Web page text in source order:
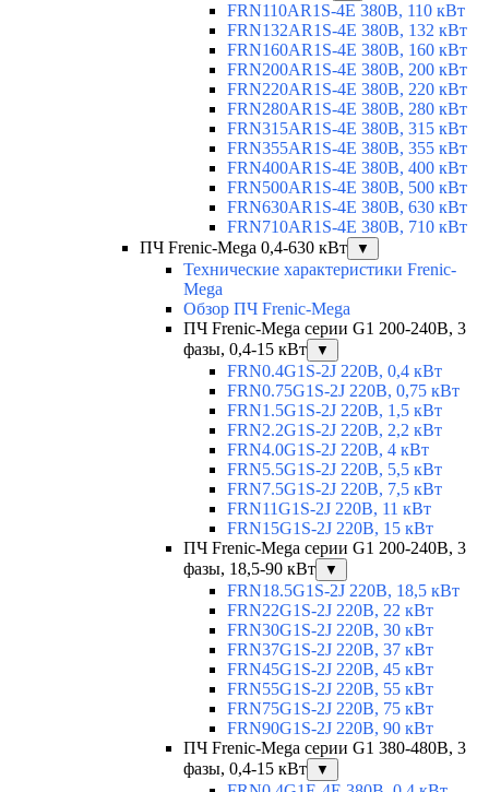
FRN110AR1S-4E 380В, 110 кВт
FRN132AR1S-4E 380В, 132 кВт
FRN160AR1S-4E 380В, 160 кВт
FRN200AR1S-4E 380В, 200 кВт
FRN220AR1S-4E 380В, 220 кВт
FRN280AR1S-4E 380В, 280 кВт
FRN315AR1S-4E 380В, 315 кВт
FRN355AR1S-4E 380В, 355 кВт
FRN400AR1S-4E 380В, 400 кВт
FRN500AR1S-4E 380В, 500 кВт
FRN630AR1S-4E 380В, 630 кВт
FRN710AR1S-4E 380В, 710 кВт
ПЧ Frenic-Mega 0,4-630 кВт
▼
Технические характеристики Frenic-
Mega
Обзор ПЧ Frenic-Mega
ПЧ Frenic-Mega серии G1 200-240В, 3
фазы, 0,4-15 кВт
▼
FRN0.4G1S-2J 220В, 0,4 кВт
FRN0.75G1S-2J 220В, 0,75 кВт
FRN1.5G1S-2J 220В, 1,5 кВт
FRN2.2G1S-2J 220В, 2,2 кВт
FRN4.0G1S-2J 220В, 4 кВт
FRN5.5G1S-2J 220В, 5,5 кВт
FRN7.5G1S-2J 220В, 7,5 кВт
FRN11G1S-2J 220В, 11 кВт
FRN15G1S-2J 220В, 15 кВт
ПЧ Frenic-Mega серии G1 200-240В, 3
фазы, 18,5-90 кВт
▼
FRN18.5G1S-2J 220В, 18,5 кВт
FRN22G1S-2J 220В, 22 кВт
FRN30G1S-2J 220В, 30 кВт
FRN37G1S-2J 220В, 37 кВт
FRN45G1S-2J 220В, 45 кВт
FRN55G1S-2J 220В, 55 кВт
FRN75G1S-2J 220В, 75 кВт
FRN90G1S-2J 220В, 90 кВт
ПЧ Frenic-Mega серии G1 380-480В, 3
фазы, 0,4-15 кВт
▼